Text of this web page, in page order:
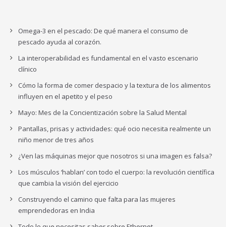
Omega-3 en el pescado: De qué manera el consumo de
pescado ayuda al corazón.
La interoperabilidad es fundamental en el vasto escenario
clínico
Cómo la forma de comer despacio y la textura de los alimentos
influyen en el apetito y el peso
Mayo: Mes de la Concientización sobre la Salud Mental
Pantallas, prisas y actividades: qué ocio necesita realmente un
niño menor de tres años
¿Ven las máquinas mejor que nosotros si una imagen es falsa?
Los músculos ‘hablan’ con todo el cuerpo: la revolución científica
que cambia la visión del ejercicio
Construyendo el camino que falta para las mujeres
emprendedoras en India